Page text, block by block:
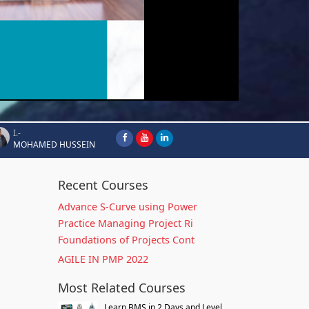
I.-
MOHAMED HUSSEIN
Recent Courses
Advance S-Curve using Power
Practice Managing Project Ri
Foundations of Projects Cont
AGILE IN PMP 2022
Most Related Courses